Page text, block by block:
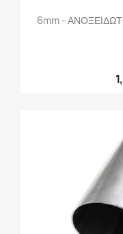
6mm -